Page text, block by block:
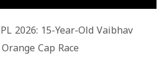
2026: 15-Year-Old Vaibhav
Cap Race